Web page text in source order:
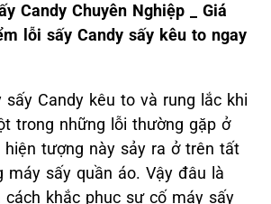
Candy Chuyên Nghiệp _ Giá
lỗi sấy Candy sấy kêu to ngay
sấy Candy kêu to và rung lắc khi
trong những lỗi thường gặp ở
hiện tượng này sảy ra ở trên tất
máy sấy quần áo. Vậy đâu là
cách khắc phục sự cố máy sấy